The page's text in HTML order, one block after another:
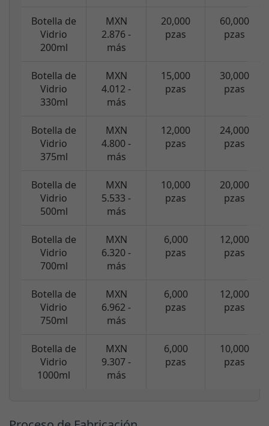
Botella de
Vidrio
200ml
MXN
2.876 -
más
20,000
pzas
60,000
pzas
Botella de
Vidrio
330ml
MXN
4.012 -
más
15,000
pzas
30,000
pzas
Botella de
Vidrio
375ml
MXN
4.800 -
más
12,000
pzas
24,000
pzas
Botella de
Vidrio
500ml
MXN
5.533 -
más
10,000
pzas
20,000
pzas
Botella de
Vidrio
700ml
MXN
6.320 -
más
6,000
pzas
12,000
pzas
Botella de
Vidrio
750ml
MXN
6.962 -
más
6,000
pzas
12,000
pzas
Botella de
Vidrio
1000ml
MXN
9.307 -
más
6,000
pzas
10,000
pzas